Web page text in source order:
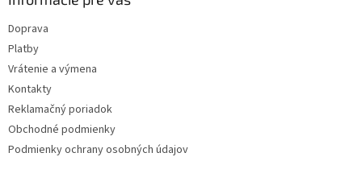
Doprava
Platby
Vrátenie a výmena
Kontakty
Reklamačný poriadok
Obchodné podmienky
Podmienky ochrany osobných údajov